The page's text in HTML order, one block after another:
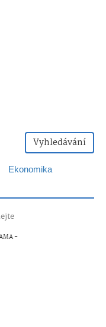
Vyhledávání
Ekonomika